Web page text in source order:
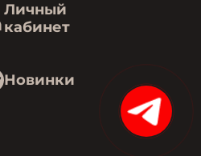
Личный
кабинет
Новинки